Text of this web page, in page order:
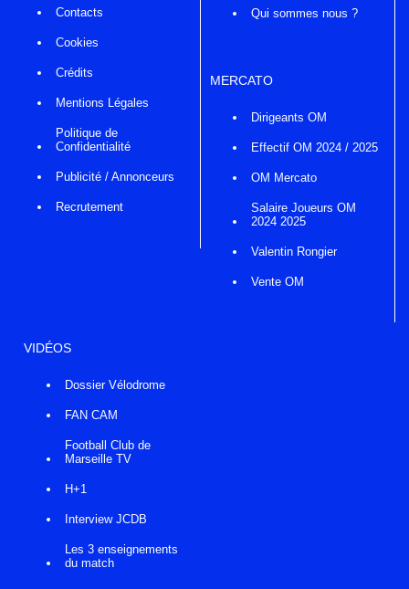
Contacts
Cookies
Crédits
Mentions Légales
Politique de
Confidentialité
Publicité / Annonceurs
Recrutement
Qui sommes nous ?
MERCATO
Dirigeants OM
Effectif OM 2024 / 2025
OM Mercato
Salaire Joueurs OM
2024 2025
Valentin Rongier
Vente OM
VIDÉOS
Dossier Vélodrome
FAN CAM
Football Club de
Marseille TV
H+1
Interview JCDB
Les 3 enseignements
du match